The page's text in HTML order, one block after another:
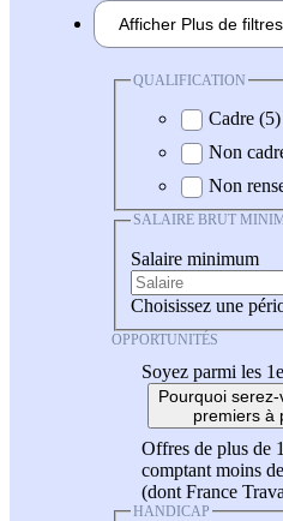
Afficher Plus de filtres
QUALIFICATION
Cadre (5)
Non
Non
SALAIRE BRUT
Salaire minimum
Choisissez une
OPPORTUNITÉS
Soyez parmi les
Pourquoi
premiers à
Offres de plus de
comptant moins
(dont France
HANDICAP